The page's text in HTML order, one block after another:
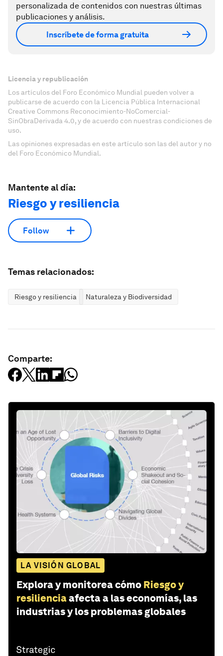
personalizada de contenidos con nuestras últimas
publicaciones y análisis.
Inscríbete de forma gratuita
Licencia y republicación
Los artículos del Foro Económico Mundial pueden volver a
publicarse de acuerdo con la Licencia Pública Internacional
Creative Commons Reconocimiento-NoComercial-
SinObraDerivada 4.0, y de acuerdo con nuestras condiciones de
uso.
Las opiniones expresadas en este artículo son las del autor y no
del Foro Económico Mundial.
Mantente al día:
Riesgo y resiliencia
Follow
Temas relacionados:
Riesgo y resiliencia Naturaleza y Biodiversidad
Comparte:
LA VISIÓN GLOBAL
Explora y monitorea cómo Riesgo y
resilienciaafecta a las economías, las
industrias y los problemas globales